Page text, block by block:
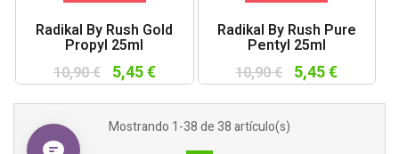
Radikal By Rush Gold
Propyl 25ml
10,90 € 5,45 €
Radikal By Rush Pure
Pentyl 25ml
10,90 € 5,45 €
Mostrando 1-38 de 38 artículo(s)